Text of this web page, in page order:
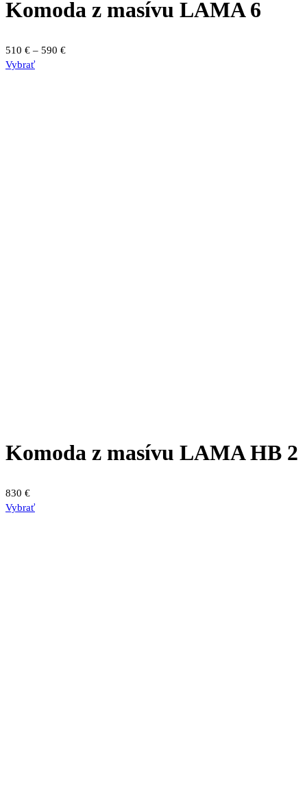
Komoda z masívu LAMA 6
510 € – 590 €Price
VybraťTento
Komoda z masívu LAMA HB 2
830 €
Vybrať